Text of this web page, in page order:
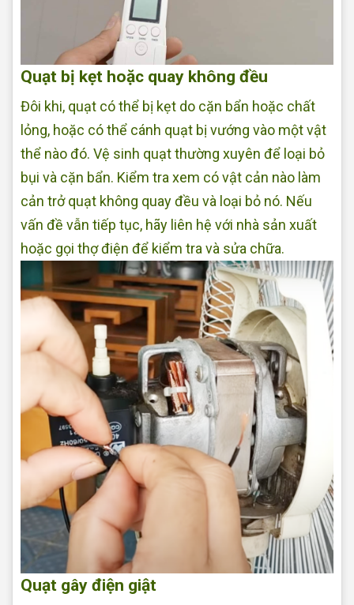
Quạt bị kẹt hoặc quay không đều
Đôi khi, quạt có thể bị kẹt do cặn bẩn hoặc chất
lỏng, hoặc có thể cánh quạt bị vướng vào một vật
thể nào đó. Vệ sinh quạt thường xuyên để loại bỏ
bụi và cặn bẩn. Kiểm tra xem có vật cản nào làm
cản trở quạt không quay đều và loại bỏ nó. Nếu
vấn đề vẫn tiếp tục, hãy liên hệ với nhà sản xuất
hoặc gọi thợ điện để kiểm tra và sửa chữa.
Quạt gây điện giật